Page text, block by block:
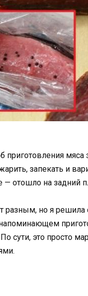
мяса
запекать и
— отошло на задний
разным, но я
сути, это просто